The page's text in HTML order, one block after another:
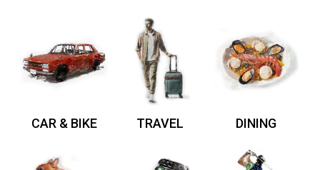
CAR & BIKE TRAVEL DINING